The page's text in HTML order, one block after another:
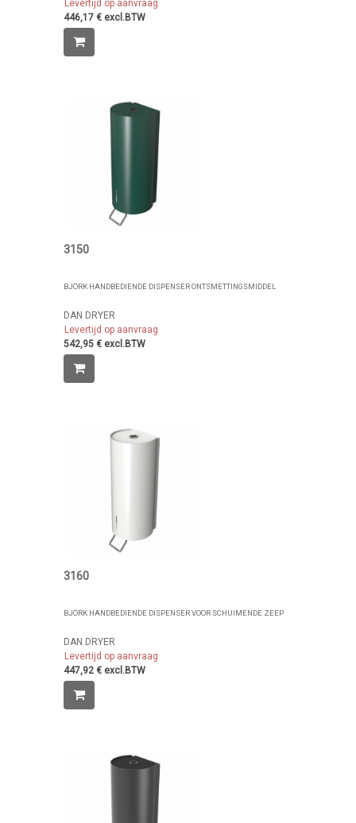
Levertijd op aanvraag
446,17 € excl.BTW
3150
BJÖRK HANDBEDIENDE DISPENSER ONTSMETTINGSMIDDEL
DAN DRYER
Levertijd op aanvraag
542,95 € excl.BTW
3160
BJÖRK HANDBEDIENDE DISPENSER VOOR SCHUIMENDE ZEEP
DAN DRYER
Levertijd op aanvraag
447,92 € excl.BTW